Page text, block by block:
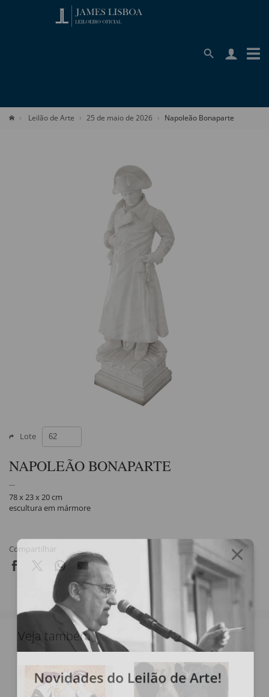
Leilão de Arte 25 de maio de 2026 Napoleão Bonaparte
Lote
NAPOLEÃO BONAPARTE
78 x 23 x 20 cm
escultura em mármore
Compartilhar
Veja também
Novidades do Leilão de Arte!